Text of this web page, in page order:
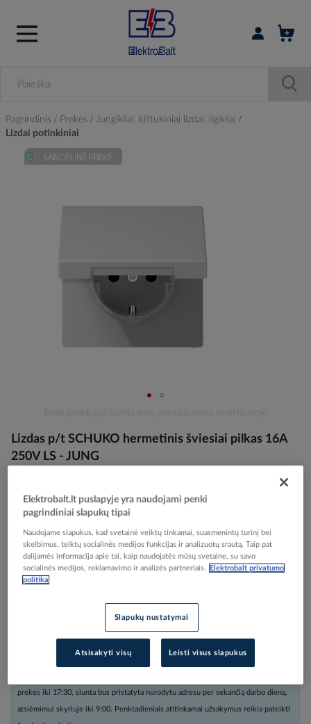
Prisijungti /
Pagrindinis Prekės
Jungikliai, kištukiniai lizdai, ilgikliai
Lizdai potinkiniai
the
beginning
of
images
gallery
Lizdas p/t SCHUKO hermetinis šviesiai pilkas 16A
250V LS - JUNG
Elektrobalt prekės kodas
EAN kodas
Gamintojo prekės kodas
LS1520KLLG
Prisijunkite, norėdami pamatyti kainas
prekes iki 17:30, siunta bus pristatyta nurodytu adresu per sekančią darbo dieną,
atsiėmimui skyriuje iki 9:00. Penktadieniais atitinkamai užsakymus reikia pateikti
Elektrobalt.lt puslapyje yra naudojami penki
pagrindiniai slapukų tipai
Naudojame slapukus, kad svetainė veiktų tinkamai, suasmenintų turinį bei
skelbimus, teiktų socialinės medijos funkcijas ir analizuotų srautą. Taip pat
dalijamės informacija apie tai, kaip naudojatės mūsų svetaine, su savo
socialinės medijos, reklamavimo ir analizės partneriais.
Elektrobalt privatumo
politika
Slapukų nustatymai
Atsisakyti visų Leisti visus slapukus